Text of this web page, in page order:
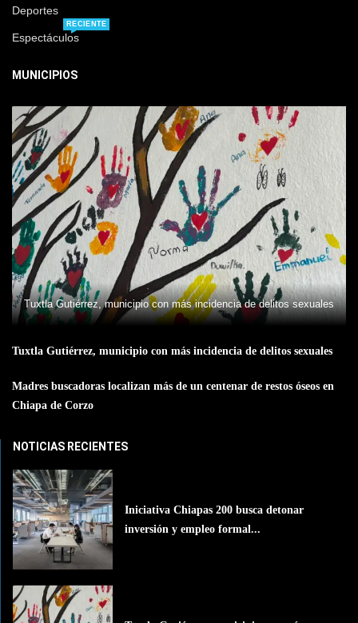
Deportes
Espectáculos
RECIENTE
MUNICIPIOS
Tuxtla Gutiérrez, municipio con más incidencia de delitos sexuales
Tuxtla Gutiérrez, municipio con más incidencia de delitos sexuales
Madres buscadoras localizan más de un centenar de restos óseos en
Chiapa de Corzo
NOTICIAS RECIENTES
Iniciativa Chiapas 200 busca detonar
inversión y empleo formal...